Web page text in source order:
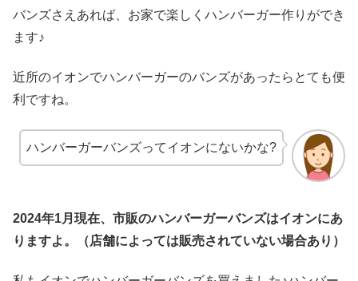
バンズさえあれば、お家で楽しくハンバーガー作りができ
ます♪
近所のイオンでハンバーガーのバンズがあったらとても便
利ですね。
ハンバーガーバンズってイオンにないかな?
2024年1月現在、市販のハンバーガーバンズはイオンにあ
りますよ。（店舗によっては販売されていない場合あり）